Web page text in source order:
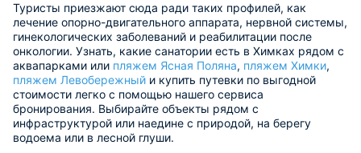
Туристы приезжают сюда ради таких профилей, как
лечение опорно-двигательного аппарата, нервной системы,
гинекологических заболеваний и реабилитации после
онкологии. Узнать, какие санатории есть в Химках рядом с
аквапарками или пляжем Ясная Поляна, пляжем Химки,
пляжем Левобережный и купить путевки по выгодной
стоимости легко с помощью нашего сервиса
бронирования. Выбирайте объекты рядом с
инфраструктурой или наедине с природой, на берегу
водоема или в лесной глуши.